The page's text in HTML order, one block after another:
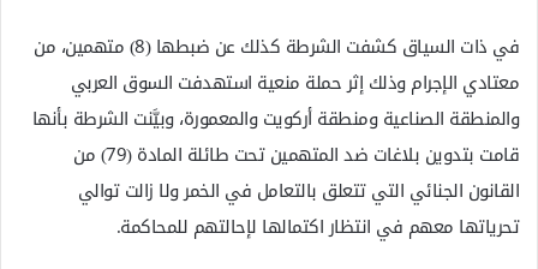
في ذات السياق كشفت الشرطة كذلك عن ضبطها (8) متهمين، من
معتادي الإجرام وذلك إثر حملة منعية استهدفت السوق العربي
والمنطقة الصناعية ومنطقة أركويت والمعمورة، وبيَّنت الشرطة بأنها
قامت بتدوين بلاغات ضد المتهمين تحت طائلة المادة (79) من
القانون الجنائي التي تتعلق بالتعامل في الخمر ولا زالت توالي
تحرياتها معهم في انتظار اكتمالها لإحالتهم للمحاكمة.